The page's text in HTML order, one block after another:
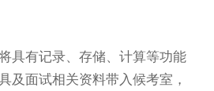
具有记录、存储、计算等功能
及面试相关资料带入候考室，